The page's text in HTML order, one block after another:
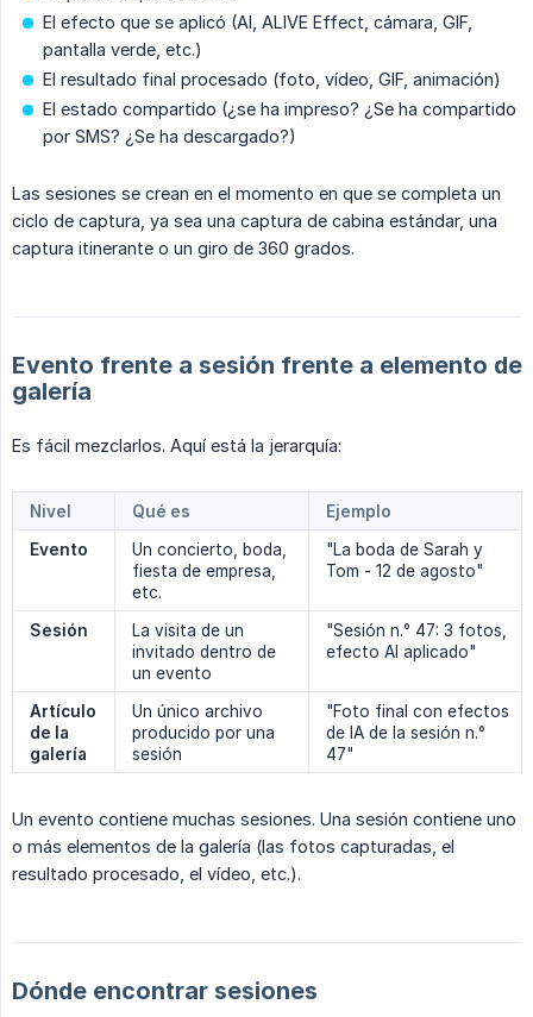
El efecto que se aplicó (AI, ALIVE Effect, cámara, GIF,
pantalla verde, etc.)
El resultado final procesado (foto, vídeo, GIF, animación)
El estado compartido (¿se ha impreso? ¿Se ha compartido
por SMS? ¿Se ha descargado?)
Las sesiones se crean en el momento en que se completa un
ciclo de captura, ya sea una captura de cabina estándar, una
captura itinerante o un giro de 360 grados.
Evento frente a sesión frente a elemento de
galería
Es fácil mezclarlos. Aquí está la jerarquía:
Nivel Qué es
Ejemplo
Evento
Un concierto, boda,
fiesta de empresa,
etc.
"La boda de Sarah y
Tom - 12 de agosto"
Sesión
La visita de un
invitado dentro de
un evento
"Sesión n.° 47: 3 fotos,
efecto AI aplicado"
Artículo
de la
galería
Un único archivo
producido por una
sesión
"Foto final con efectos
de IA de la sesión n.°
47"
Un evento contiene muchas sesiones. Una sesión contiene uno
o más elementos de la galería (las fotos capturadas, el
resultado procesado, el vídeo, etc.).
Dónde encontrar sesiones